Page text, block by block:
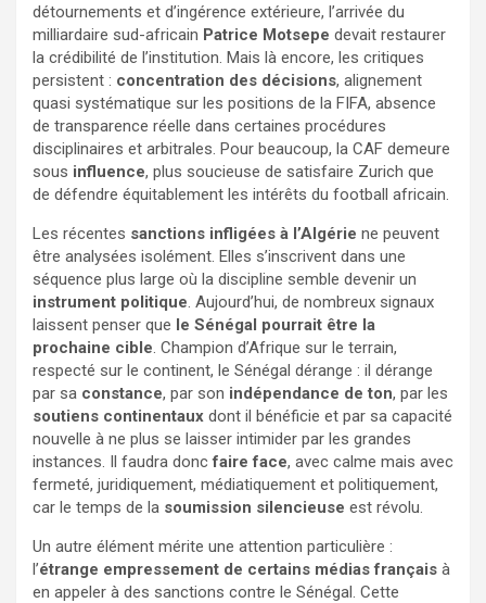
détournements et d’ingérence extérieure, l’arrivée du
milliardaire sud-africain Patrice Motsepe devait restaurer
la crédibilité de l’institution. Mais là encore, les critiques
persistent : concentration des décisions, alignement
quasi systématique sur les positions de la FIFA, absence
de transparence réelle dans certaines procédures
disciplinaires et arbitrales. Pour beaucoup, la CAF demeure
sous influence, plus soucieuse de satisfaire Zurich que
de défendre équitablement les intérêts du football africain.
Les récentes sanctions infligées à l’Algérie ne peuvent
être analysées isolément. Elles s’inscrivent dans une
séquence plus large où la discipline semble devenir un
instrument politique . Aujourd’hui, de nombreux signaux
laissent penser que le Sénégal pourrait être la
prochaine cible . Champion d’Afrique sur le terrain,
respecté sur le continent, le Sénégal dérange : il dérange
par sa constance, par son indépendance de ton, par les
soutiens continentaux dont il bénéficie et par sa capacité
nouvelle à ne plus se laisser intimider par les grandes
instances. Il faudra doncfaire face, avec calme mais avec
fermeté, juridiquement, médiatiquement et politiquement,
car le temps de la soumission silencieuse est révolu.
Un autre élément mérite une attention particulière :
l’étrange empressement de certains médias français à
en appeler à des sanctions contre le Sénégal. Cette